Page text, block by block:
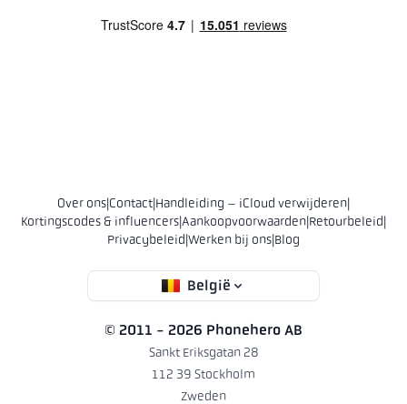
Over ons|Contact|Handleiding – iCloud verwijderen|
Kortingscodes & influencers|Aankoopvoorwaarden|Retourbeleid|
Privacybeleid|Werken bij ons|Blog
België
© 2011 - 2026 Phonehero AB
Sankt Eriksgatan 28
112 39 Stockholm
Zweden